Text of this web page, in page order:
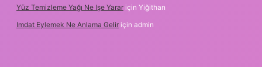
Yüz Temizleme Yağı Ne Işe Yarar için Yiğithan
Imdat Eylemek Ne Anlama Gelir için admin